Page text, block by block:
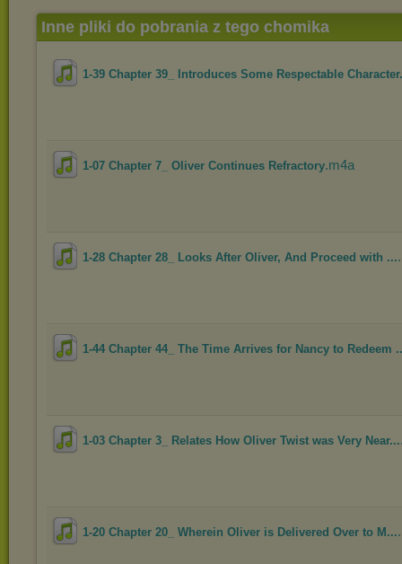
Inne pliki do pobrania z tego chomika
1-39 Chapter 39_ Introduces Some Respectable
1-07 Chapter 7_ Oliver Continues Refractory.m4a
1-28 Chapter 28_ Looks After Oliver, And Proceed with ...
1-44 Chapter 44_ The Time Arrives for Nancy to Redeem
1-03 Chapter 3_ Relates How Oliver Twist was Very Near...
1-20 Chapter 20_ Wherein Oliver is Delivered Over to M...